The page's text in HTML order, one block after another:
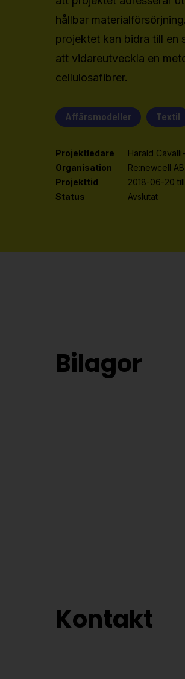
hållbar
projektet kan bidra till en
att vidareutveckla en
cellulosafibrer.
Affärsmodeller Textil
Projektledare
Harald
Organisation
Re:newcell AB
Projekttid
2018-06-20
Status
Avslutat
Bilagor
Kontakt